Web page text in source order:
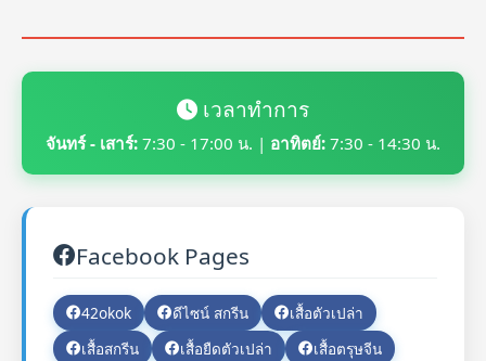
เวลาทำการ
จันทร์ - เสาร์: 7:30 - 17:00 น. | อาทิตย์: 7:30 - 14:30 น.
Facebook Pages
42okok ดีไซน์ สกรีน
เสื้อตัวเปล่า
เสื้อสกรีน
เสื้อยืดตัวเปล่า เสื้อตรุษจีน